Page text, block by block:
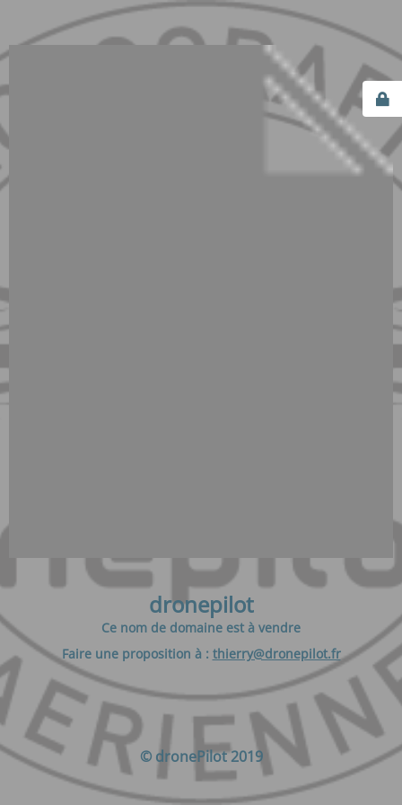
dronepilot
Ce nom de domaine est à vendre
Faire une proposition à : thierry@dronepilot.fr
© dronePilot 2019